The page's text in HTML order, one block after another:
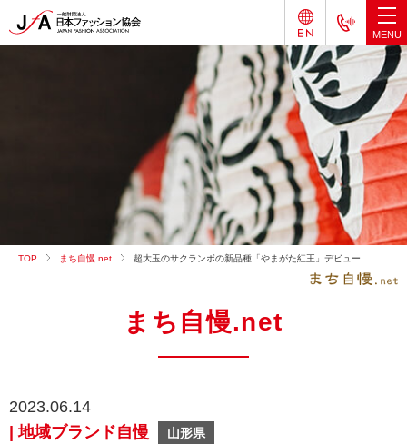
TOP まち自慢.net 超大玉のサクランボの新品種「やまがた紅王」デビュー
まち自慢.net
2023.06.14
| 地域ブランド自慢
山形県